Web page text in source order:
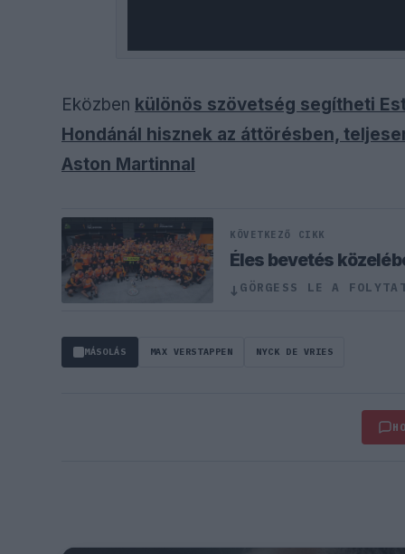
Eközben különös szövetség segítheti
Hondánál hisznek az áttörésben,
Aston Martinnal
KÖVETKEZŐ CIKK
Éles bevetés
↓ GÖRGESS LE A
MÁSOLÁS MAX VERSTAPPEN NYCK DE VRIES